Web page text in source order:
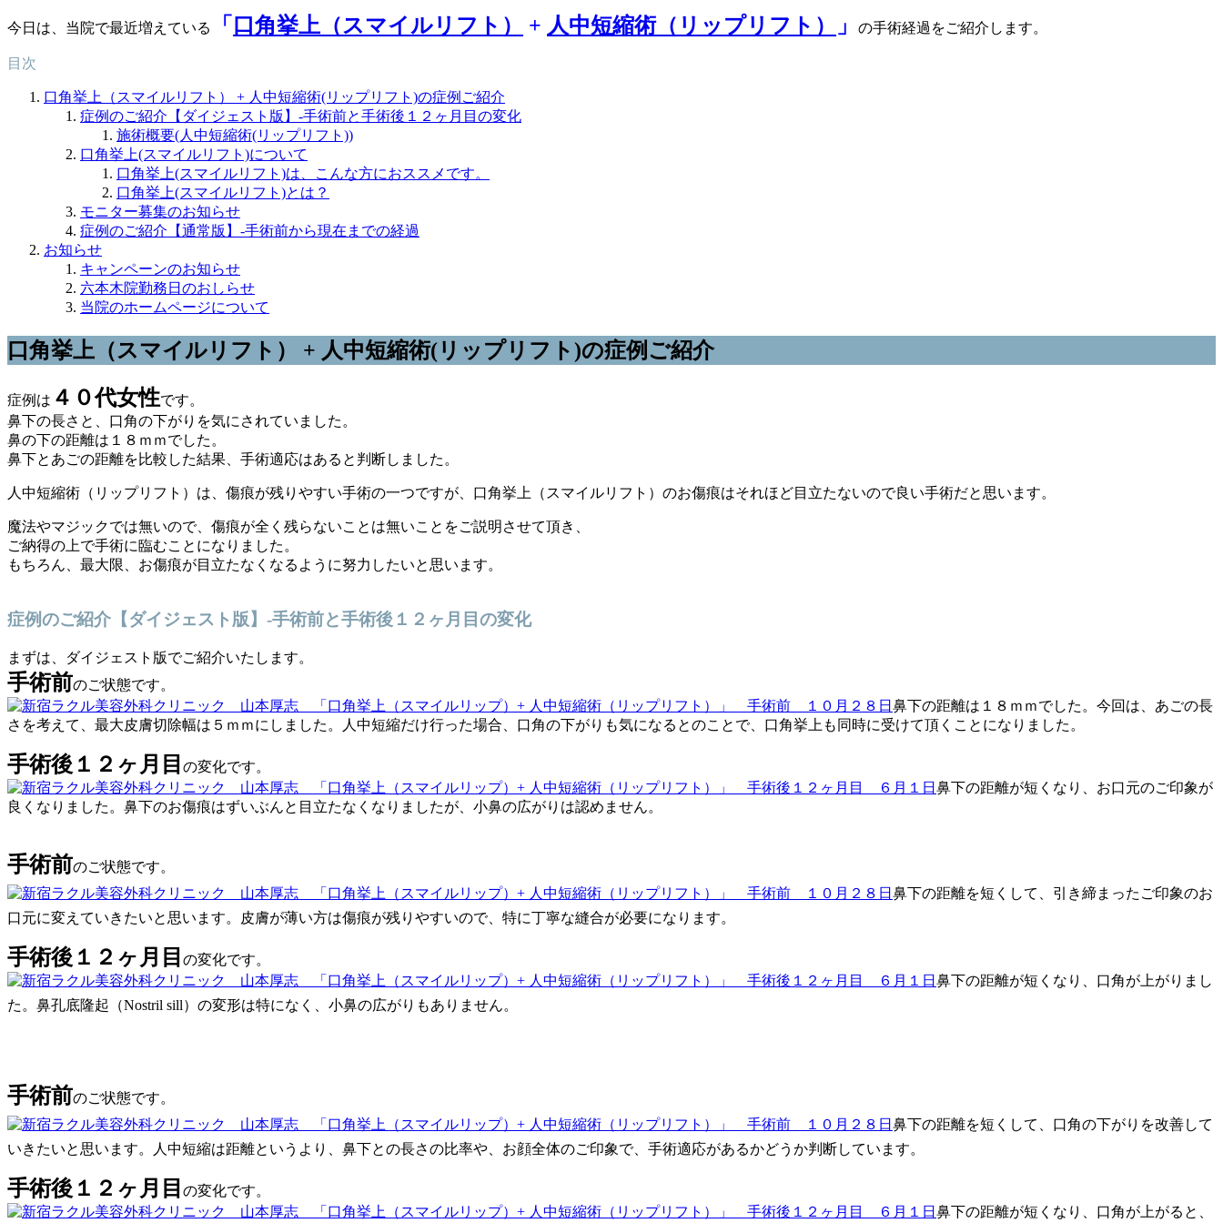
今日は、当院で最近増えている 「 口角挙上（スマイルリフト ） + 人中短縮術（リップリフト） 」 の手術経過をご紹介します。
目次
口角挙上（スマイルリフト） + 人中短縮術(リップリフト)の症例ご紹介
症例のご紹介【ダイジェスト版】-手術前と手術後１２ヶ月目の変化
施術概要(人中短縮術(リップリフト))
口角挙上(スマイルリフト)について
口角挙上(スマイルリフト)は、こんな方におススメです。
口角挙上(スマイルリフト)とは？
モニター募集のお知らせ
症例のご紹介【通常版】-手術前から現在までの経過
お知らせ
キャンペーンのお知らせ
六本木院勤務日のおしらせ
当院のホームページについて
口角挙上（スマイルリフト ） + 人中短縮術(リップリフト)の症例ご紹介
症例は ４０代女性です。
鼻下の長さと、口角の下がりを気にされていました。
鼻の下の距離は１８ｍｍでした。
鼻下とあごの距離を比較した結果、手術適応はあると判断しました。
人中短縮術（リップリフト）は、傷痕が残りやすい手術の一つですが、口角挙上（ スマイルリフト ）のお傷痕はそれほど目立たないので良い手術だと思います。
魔法やマジックでは無いので、傷痕が全く残らないことは無いことをご説明させて頂き、
ご納得の上で手術に臨むことになりました。
もちろん、最大限、お傷痕が目立たなくなるように努力したいと思います。
症例のご紹介【ダイジェスト版】-手術前と手術後１２ヶ月目の変化
まずは、ダイジェスト版でご紹介いたします。
手術前のご状態です。
鼻下の距離は１８ｍｍでした。今回は、あごの長
さを考えて、最大皮膚切除幅は５ｍｍにしました。人中短縮だけ行った場合、口角の下がりも気になるとのことで、口角挙上も同時に受けて頂くことになりました。
手術後１２ヶ月目 の変化です。
鼻下の距離が短くなり、お口元のご印象が
良くなりました。鼻下のお傷痕はずいぶんと目立たなくなりましたが、小鼻の広がりは認めません。
手術前のご状態です。
鼻下の距離を短くして、引き締まったご印象のお
口元に変えていきたいと思います。皮膚が薄い方は傷痕が残りやすいので、特に丁寧な縫合が必要になります。
手術後１２ヶ月目 の変化です。
鼻下の距離が短くなり、口角が上がりまし
た。 鼻孔底隆起（Nostril sill）の変形は特になく、小鼻の広がりもありません。
手術前のご状態です。
鼻下の距離を短くして、口角の下がりを改善して
いきたいと思います。人中短縮は距離というより、鼻下との長さの比率や、お顔全体のご印象で、手術適応があるかどうか判断しています。
手術後１２ヶ月目 の変化です。
鼻下の距離が短くなり、口角が上がると、